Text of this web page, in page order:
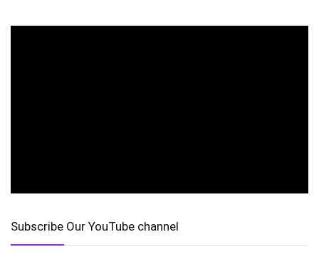
Subscribe Our YouTube channel